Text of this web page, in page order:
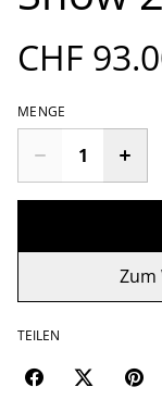
CHF
MENGE
Zum
TEILEN